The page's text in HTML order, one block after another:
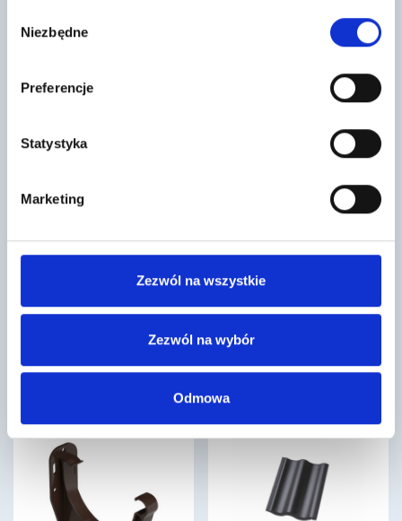
zgody
Niezbędne
Preferencje
Statystyka
Marketing
Zezwól na wszystkie
Zezwól na wybór
Odmowa
szczególnie polecana do
profilowania narożników
jest częścią systemu ociepleń
Termo Organika®. Może być
stosowany do wykonywania…
SK REKUPERATOR PRO MINI 300
6036,18 zł/ szt
300 jest idealnym rozwiązaniem
pomieszczeń, takich jak…
Ława kominiarska 40 cm Universal
182,94 zł/ kpl
niezastąpiony element
wyposażenia każdego dachu,
montowana w celu zapewnienia
bezpieczeństwa oraz wygody…